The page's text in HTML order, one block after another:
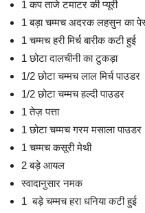
1 कप ताजे टमाटर की प्यूरी
1 बड़ा चम्मच अदरक लहसुन का
1 चम्मच हरी मिर्च बारीक कटी हुई
1 छोटा दालचीनी का टुकड़ा
1/2 छोटा चम्मच लाल मिर्च पाउडर
1/2 छोटा चम्मच हल्दी पाउडर
1 तेज़ पत्ता
1 छोटा चम्मच गरम मसाला पाउडर
1 चम्मच कसूरी मेथी
2 बड़े आयल
स्वादानुसार नमक
1 बड़े चम्मच हरा धनिया कटी हुई